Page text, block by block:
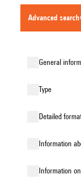
advanced search
general
type
detailed
information
Information